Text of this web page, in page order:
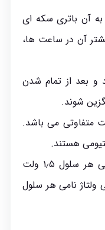
آن باتری سکه ای
آن در ساعت ها،
و بعد از تمام شدن
شوند.
متفاوتی می باشد.
هستند.
در باتری سکه ای آلکالاین ولتاژ نامی هر سلول ۱٫۵ ولت
ولتاژ نامی هر سلول